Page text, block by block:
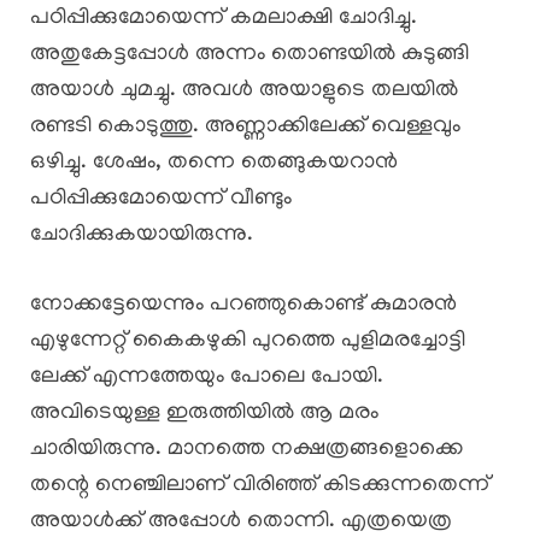
പഠിപ്പിക്കുമോയെന്ന് കമലാക്ഷി ചോദിച്ചു.
അതുകേട്ടപ്പോൾ അന്നം തൊണ്ടയിൽ കുടുങ്ങി
അയാൾ ചുമച്ചു. അവൾ അയാളുടെ തലയിൽ
രണ്ടടി കൊടുത്തു. അണ്ണാക്കിലേക്ക് വെള്ളവും
ഒഴിച്ചു. ശേഷം, തന്നെ തെങ്ങുകയറാൻ
പഠിപ്പിക്കുമോയെന്ന് വീണ്ടും
ചോദിക്കുകയായിരുന്നു.
നോക്കട്ടേയെന്നും പറഞ്ഞുകൊണ്ട് കുമാരൻ
എഴുന്നേറ്റ് കൈകഴുകി പുറത്തെ പുളിമരച്ചോട്ടി
ലേക്ക് എന്നത്തേയും പോലെ പോയി.
അവിടെയുള്ള ഇരുത്തിയിൽ ആ മരം
ചാരിയിരുന്നു. മാനത്തെ നക്ഷത്രങ്ങളൊക്കെ
തന്റെ നെഞ്ചിലാണ് വിരിഞ്ഞ് കിടക്കുന്നതെന്ന്
അയാൾക്ക് അപ്പോൾ തൊന്നി. എത്രയെത്ര